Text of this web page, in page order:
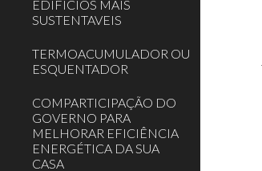
EDIFICIOS MAIS
SUSTENTAVEIS
TERMOACUMULADOR OU
ESQUENTADOR
COMPARTICIPAÇÃO DO
GOVERNO PARA
MELHORAR EFICIÊNCIA
ENERGÉTICA DA SUA
CASA